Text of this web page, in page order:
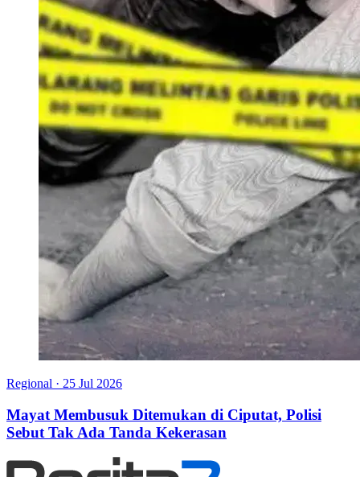
Regional · 25 Jul 2026
Mayat Membusuk Ditemukan di Ciputat, Polisi
Sebut Tak Ada Tanda Kekerasan